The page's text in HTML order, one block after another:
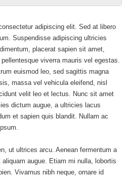
adipiscing elit. Sed at libero
Suspendisse adipiscing ultricies
placerat sapien sit amet,
viverra mauris vel egestas.
euismod leo, sed sagittis magna
massa vel vehicula eleifend, nisl
velit leo et lectus. Nunc sit amet
dictum augue, a ultricies lacus
et sapien quis blandit. Nullam ac
ut ultrices arcu. Aenean fermentum a
augue. Etiam mi nulla, lobortis
Vivamus nibh neque, ornare id